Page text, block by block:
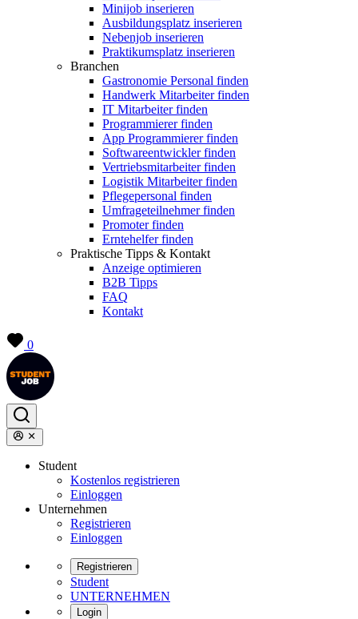
Minijob inserieren
Ausbildungsplatz inserieren
Nebenjob inserieren
Praktikumsplatz inserieren
Branchen
Gastronomie Personal finden
Handwerk Mitarbeiter finden
IT Mitarbeiter finden
Programmierer finden
App Programmierer finden
Softwareentwickler finden
Vertriebsmitarbeiter finden
Logistik Mitarbeiter finden
Pflegepersonal finden
Umfrageteilnehmer finden
Promoter finden
Erntehelfer finden
Praktische Tipps & Kontakt
Anzeige optimieren
B2B Tipps
FAQ
Kontakt
0
Student
Kostenlos registrieren
Einloggen
Unternehmen
Registrieren
Einloggen
Registrieren
Student
UNTERNEHMEN
Login